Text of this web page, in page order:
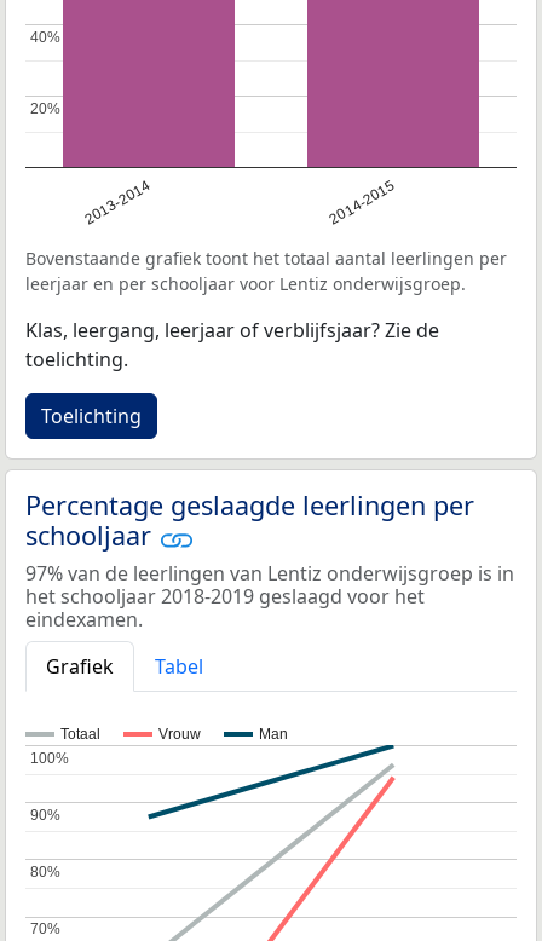
2013-2014 2014-2015
20%
20%
40%
40%
Bovenstaande grafiek toont het totaal aantal leerlingen per
leerjaar en per schooljaar voor Lentiz onderwijsgroep.
Klas, leergang, leerjaar of verblijfsjaar? Zie de
toelichting.
Toelichting
Percentage geslaagde leerlingen per
schooljaar
97% van de leerlingen van Lentiz onderwijsgroep is in
het schooljaar 2018-2019 geslaagd voor het
eindexamen.
Grafiek
Tabel
Totaal Vrouw Man
70%
70%
80%
80%
90%
90%
100%
100%